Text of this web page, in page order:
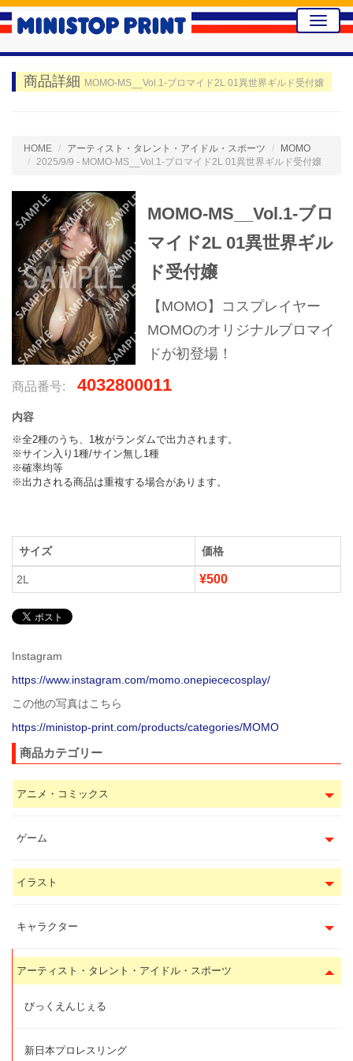
Toggle
商品詳細 MOMO-MS__Vol.1-ブロマイド2L 01異世界ギルド受付嬢
HOME アーティスト・タレント・アイドル・スポーツ
MOMO
2025/9/9 - MOMO-MS__Vol.1-ブロマイド2L 01異世界ギルド受付嬢
MOMO-MS__Vol.1-ブロ
マイド2L 01異世界ギル
ド受付嬢
【MOMO】コスプレイヤー
MOMOのオリジナルブロマイ
ドが初登場！
商品番号: 4032800011
内容
※全2種のうち、1枚がランダムで出力されます。
※サイン入り1種/サイン無し1種
※確率均等
※出力される商品は重複する場合があります。
サイズ 価格
2L ¥500
Instagram
https://www.instagram.com/momo.onepiececosplay/
この他の写真はこちら
https://ministop-print.com/products/categories/MOMO
商品カテゴリー
アニメ・コミックス
ゲーム
イラスト
キャラクター
アーティスト・タレント・アイドル・スポーツ
びっくえんじぇる
新日本プロレスリング